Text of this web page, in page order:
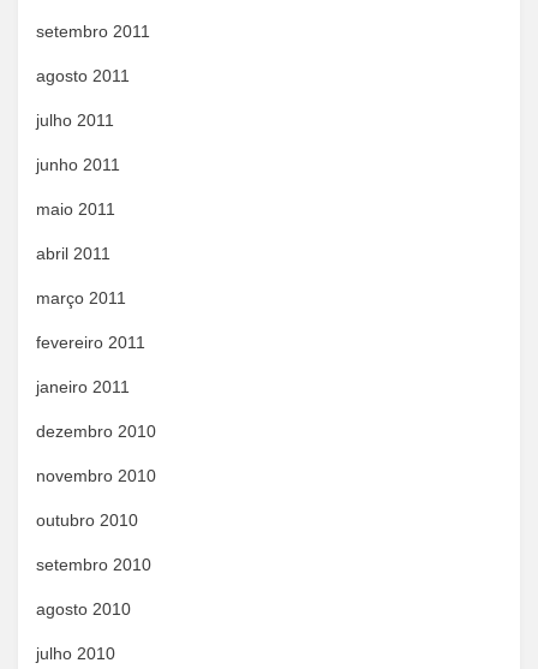
setembro 2011
agosto 2011
julho 2011
junho 2011
maio 2011
abril 2011
março 2011
fevereiro 2011
janeiro 2011
dezembro 2010
novembro 2010
outubro 2010
setembro 2010
agosto 2010
julho 2010